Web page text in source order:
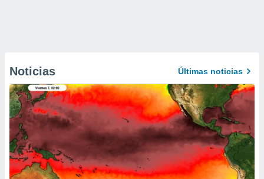
Noticias Últimas noticias